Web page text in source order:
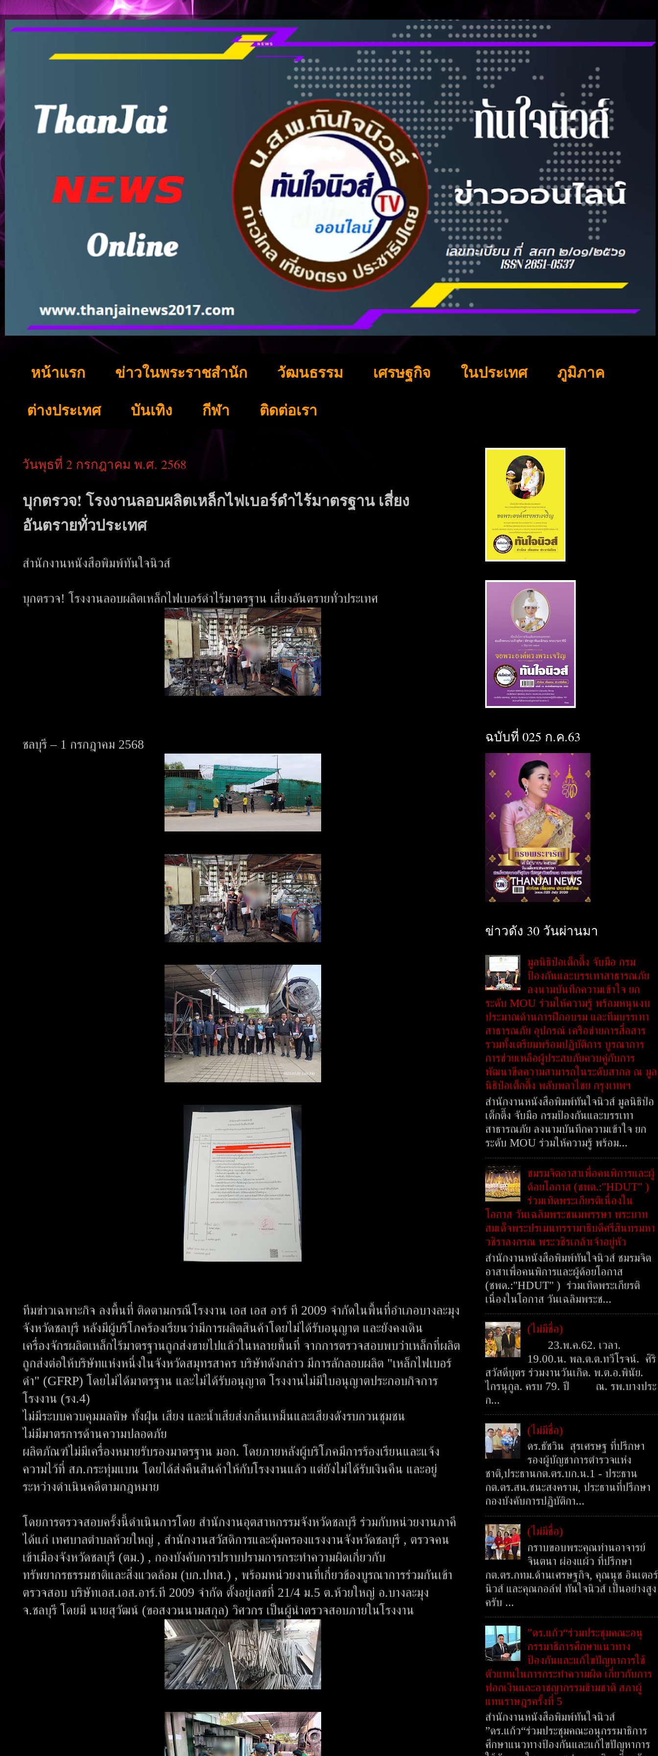
หน้าแรก ข่าวในพระราชสำนัก วัฒนธรรม เศรษฐกิจ ในประเทศ ภูมิภาค
ต่างประเทศ บันเทิง กีฬา ติดต่อเรา
วันพุธที่ 2 กรกฎาคม พ.ศ. 2568
บุกตรวจ! โรงงานลอบผลิตเหล็กไฟเบอร์ดำไร้มาตรฐาน เสี่ยง
อันตรายทั่วประเทศ
สำนักงานหนังสือพิมพ์ทันใจนิวส์
บุกตรวจ! โรงงานลอบผลิตเหล็กไฟเบอร์ดำไร้มาตรฐาน เสี่ยงอันตรายทั่วประเทศ
ชลบุรี – 1 กรกฎาคม 2568
ทีมข่าวเฉพาะกิจ ลงพื้นที่ ติดตามกรณีโรงงาน เอส เอส อาร์ ที 2009 จำกัดในพื้นที่อำเภอบางละมุง
จังหวัดชลบุรี หลังมีผู้บริโภคร้องเรียนว่ามีการผลิตสินค้าโดยไม่ได้รับอนุญาต และยังคงเดิน
เครื่องจักรผลิตเหล็กไร้มาตรฐานถูกส่งขายไปแล้วในหลายพื้นที่ จากการตรวจสอบพบว่าเหล็กที่ผลิต
ถูกส่งต่อให้บริษัทแห่งหนึ่งในจังหวัดสมุทรสาคร บริษัทดังกล่าว มีการลักลอบผลิต "เหล็กไฟเบอร์
ดำ" (GFRP) โดยไม่ได้มาตรฐาน และไม่ได้รับอนุญาต โรงงานไม่มีใบอนุญาตประกอบกิจการ
โรงงาน (รง.4)
ไม่มีระบบควบคุมมลพิษ ทั้งฝุ่น เสียง และน้ำเสียส่งกลิ่นเหม็นและเสียงดังรบกวนชุมชน
ไม่มีมาตรการด้านความปลอดภัย
ผลิตภัณฑ์ไม่มีเครื่องหมายรับรองมาตรฐาน มอก. โดยภายหลังผู้บริโภคมีการร้องเรียนและแจ้ง
ความไว้ที่ สภ.กระทุ่มแบน โดยได้ส่งคืนสินค้าให้กับโรงงานแล้ว แต่ยังไม่ได้รับเงินคืน และอยู่
ระหว่างดำเนินคดีตามกฎหมาย
โดยการตรวจสอบครั้งนี้ดำเนินการโดย สำนักงานอุตสาหกรรมจังหวัดชลบุรี ร่วมกับหน่วยงานภาคี
ได้แก่ เทศบาลตำบลห้วยใหญ่ , สำนักงานสวัสดิการและคุ้มครองแรงงานจังหวัดชลบุรี , ตรวจคน
เข้าเมืองจังหวัดชลบุรี (ตม.) , กองบังคับการปราบปรามการกระทำความผิดเกี่ยวกับ
ทรัพยากรธรรมชาติและสิ่งแวดล้อม (บก.ปทส.) , พร้อมหน่วยงานที่เกี่ยวข้องบูรณาการร่วมกันเข้า
ตรวจสอบ บริษัทเอส.เอส.อาร์.ที 2009 จำกัด ตั้งอยู่เลขที่ 21/4 ม.5 ต.ห้วยใหญ่ อ.บางละมุง
จ.ชลบุรี โดยมี นายสุวัฒน์ (ขอสงวนนามสกุล) วิศวกร เป็นผู้นำตรวจสอบภายในโรงงาน
ฉบับที่ 025 ก.ค.63
ข่าวดัง 30 วันผ่านมา
มูลนิธิป่อเต็กตึ๊ง จับมือ กรม
ป้องกันและบรรเทาสาธารณภัย
ลงนามบันทึกความเข้าใจ ยก
ระดับ MOU ร่วมให้ความรู้ พร้อมหนุนงบ
ประมาณด้านการฝึกอบรม และทีมบรรเทา
สาธารณภัย อุปกรณ์ เครือข่ายการสื่อสาร
รวมทั้งเตรียมพร้อมปฏิบัติการ บูรณาการ
การช่วยเหลือผู้ประสบภัยควบคู่กับการ
พัฒนาขีดความสามารถในระดับสากล ณ มูล
นิธิป่อเต็กตึ๊ง พลับพลาไชย กรุงเทพฯ
สำนักงานหนังสือพิมพ์ทันใจนิวส์ มูลนิธิป่อ
เต็กตึ๊ง จับมือ กรมป้องกันและบรรเทา
สาธารณภัย ลงนามบันทึกความเข้าใจ ยก
ระดับ MOU ร่วมให้ความรู้ พร้อม...
ชมรมจิตอาสาเพื่อคนพิการและผู้
ด้อยโอกาส (ชพด.:"HDUT" )
ร่วมเทิดพระเกียรติเนื่องใน
โอกาส วันเฉลิมพระชนมพรรษา พระบาท
สมเด็จพระปรเมนทรรามาธิบดีศรีสินทรมหา
วชิราลงกรณ พระวชิรเกล้าเจ้าอยู่หัว
สำนักงานหนังสือพิมพ์ทันใจนิวส์ ชมรมจิต
อาสาเพื่อคนพิการและผู้ด้อยโอกาส
(ชพด.:"HDUT" ) ร่วมเทิดพระเกียรติ
เนื่องในโอกาส วันเฉลิมพระช...
(ไม่มีชื่อ)
23.พ.ค.62. เวลา.
19.00.น. พล.ต.ต.ทวีโรจน์. ศิริ
สวัสดีบุตร ร่วมงานวันเกิด. พ.ต.อ.พินัย.
ไกรนุกูล. ครบ 79. ปี ณ. รพ.บางประ
ก...
(ไม่มีชื่อ)
ดร.ธัชวิน สุรเศรษฐ ที่ปรึกษา
รองผู้บัญชาการตำรวจแห่ง
ชาติ,ประธานกต.ตร.บก.น.1 - ประธาน
กต.ตร.สน.ชนะสงคราม, ประธานที่ปรึกษา
กองบังคับการปฏิบัติกา...
(ไม่มีชื่อ)
กราบขอบพระคุณท่านอาจารย์
จินตนา ผ่องแผ้ว ที่ปรึกษา
กต.ตร.กทม.ด้านเศรษฐกิจ, คุณนุช อินเตอร์
นิวส์ และคุณกอล์ฟ ทันใจนิวส์ เป็นอย่างสูง
ครับ ...
”ดร.แก้ว“ร่วมประชุมคณะอนุ
กรรมาธิการศึกษาแนวทาง
ป้องกันและแก้ไขปัญหาการใช้
ตัวแทนในการกระทำความผิด เกี่ยวกับการ
ฟอกเงินและอาชญากรรมข้ามชาติ สภาผู้
แทนราษฎรครั้งที่ 5
สำนักงานหนังสือพิมพ์ทันใจนิวส์
”ดร.แก้ว“ร่วมประชุมคณะอนุกรรมาธิการ
ศึกษาแนวทางป้องกันและแก้ไขปัญหาการ